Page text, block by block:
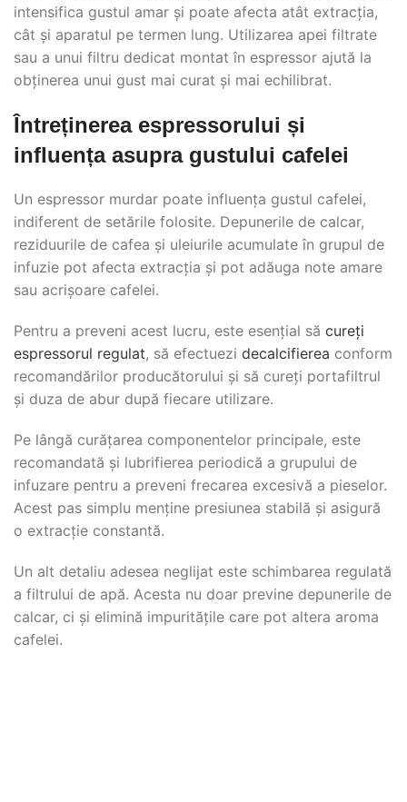
intensifica gustul amar și poate afecta atât extracția,
cât și aparatul pe termen lung. Utilizarea apei filtrate
sau a unui filtru dedicat montat în espressor ajută la
obținerea unui gust mai curat și mai echilibrat.
Întreținerea espressorului și
influența asupra gustului cafelei
Un espressor murdar poate influența gustul cafelei,
indiferent de setările folosite. Depunerile de calcar,
reziduurile de cafea și uleiurile acumulate în grupul de
infuzie pot afecta extracția și pot adăuga note amare
sau acrișoare cafelei.
Pentru a preveni acest lucru, este esențial să cureți
espressorul regulat, să efectuezi decalcifierea conform
recomandărilor producătorului și să cureți portafiltrul
și duza de abur după fiecare utilizare.
Pe lângă curățarea componentelor principale, este
recomandată și lubrifierea periodică a grupului de
infuzare pentru a preveni frecarea excesivă a pieselor.
Acest pas simplu menține presiunea stabilă și asigură
o extracție constantă.
Un alt detaliu adesea neglijat este schimbarea regulată
a filtrului de apă. Acesta nu doar previne depunerile de
calcar, ci și elimină impuritățile care pot altera aroma
cafelei.